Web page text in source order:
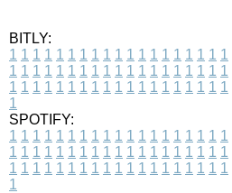
BITLY:
1 1 1 1 1 1 1 1 1 1 1 1 1 1 1 1 1 1 1
1 1 1 1 1 1 1 1 1 1 1 1 1 1 1 1 1 1 1
1 1 1 1 1 1 1 1 1 1 1 1 1 1 1 1 1 1 1
1
SPOTIFY:
1 1 1 1 1 1 1 1 1 1 1 1 1 1 1 1 1 1 1
1 1 1 1 1 1 1 1 1 1 1 1 1 1 1 1 1 1 1
1 1 1 1 1 1 1 1 1 1 1 1 1 1 1 1 1 1 1
1